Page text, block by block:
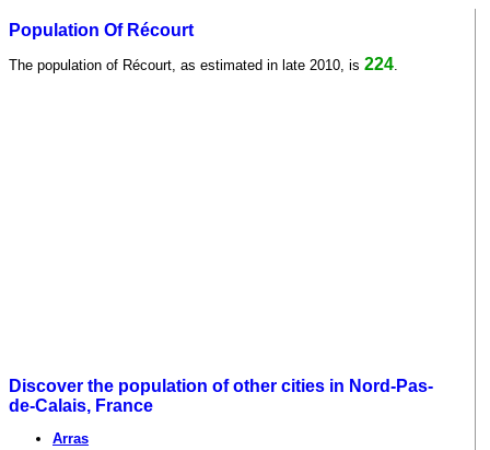
Population Of Récourt
The population of Récourt, as estimated in late 2010, is 224
Discover the population of other cities in Nord-Pas-
de-Calais, France
Arras